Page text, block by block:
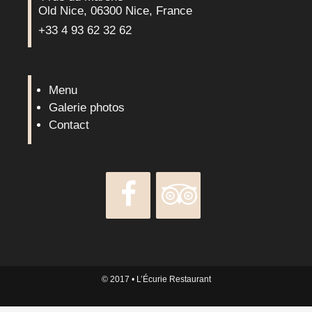
Old Nice, 06300 Nice, France
+33 4 93 62 32 62
Menu
Galerie photos
Contact
© 2017 • L’Écurie Restaurant